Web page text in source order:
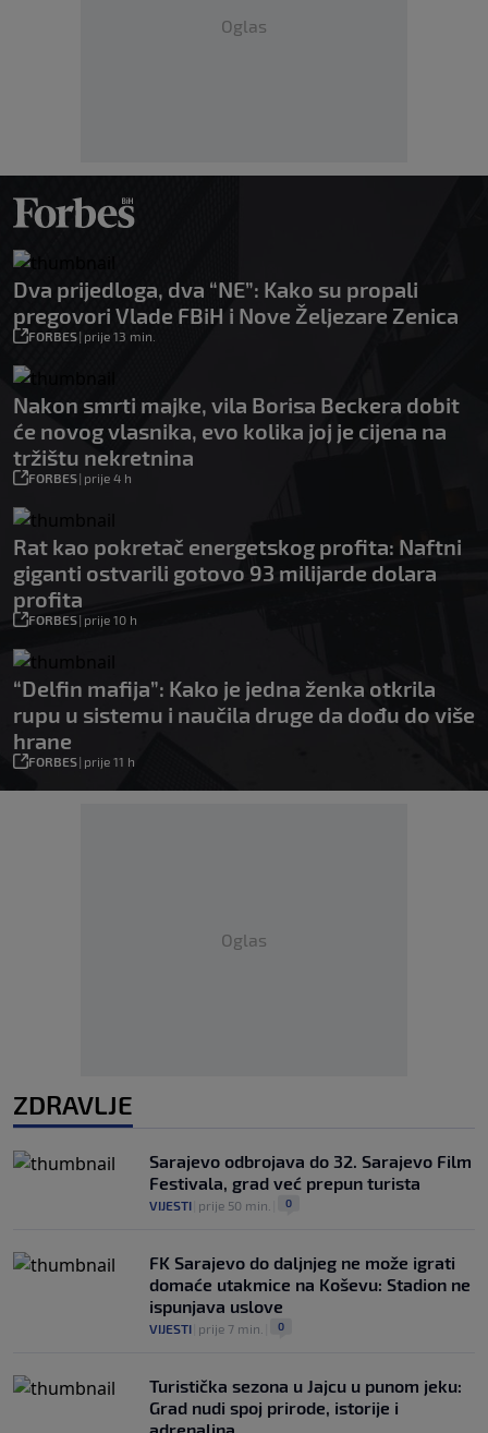
Oglas
Dva prijedloga, dva “NE”: Kako su propali
pregovori Vlade FBiH i Nove Željezare Zenica
FORBES| prije 13 min.
Nakon smrti majke, vila Borisa Beckera dobit
će novog vlasnika, evo kolika joj je cijena na
tržištu nekretnina
FORBES| prije 4 h
Rat kao pokretač energetskog profita: Naftni
giganti ostvarili gotovo 93 milijarde dolara
profita
FORBES| prije 10 h
“Delfin mafija”: Kako je jedna ženka otkrila
rupu u sistemu i naučila druge da dođu do više
hrane
FORBES| prije 11 h
Oglas
ZDRAVLJE
Sarajevo odbrojava do 32. Sarajevo Film
Festivala, grad već prepun turista
VIJESTI prije 50 min. 0
FK Sarajevo do daljnjeg ne može igrati
domaće utakmice na Koševu: Stadion ne
ispunjava uslove
VIJESTI prije 7 min. 0
Turistička sezona u Jajcu u punom jeku:
Grad nudi spoj prirode, istorije i